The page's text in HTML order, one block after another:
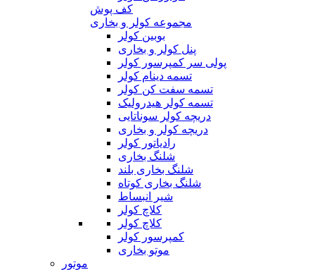
کف پوش
مجموعه کولر و بخاری
بوبین کولر
پنل کولر و بخاری
پولی سر کمپرسور کولر
تسمه دینام کولر
تسمه سفت کن کولر
تسمه کولر هیدرولیک
دریچه کولر سوناتایی
دریچه کولر و بخاری
رادیاتور کولر
شلنگ بخاری
شلنگ بخاری بلند
شلنگ بخاری کوتاه
شیر انبساط
کلاچ کولر
کلاچ کولر
کمپرسور کولر
موتو بخاری
موتور